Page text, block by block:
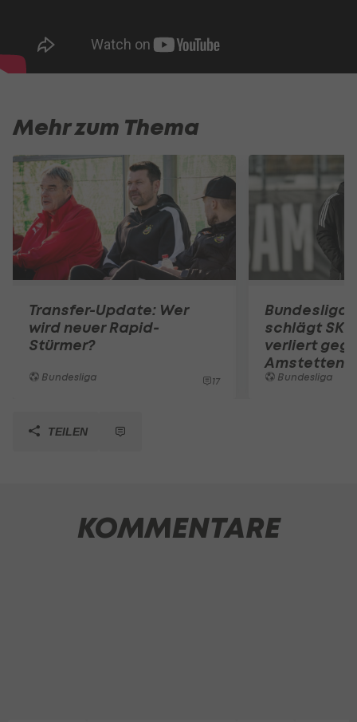
Mehr zum Thema
Transfer-Update: Wer
wird neuer Rapid-
Stürmer?
Bundesliga 17
Bundesliga-
schlägt
verliert
Amstetten
Bundesliga
TEILEN
KOMMENTARE